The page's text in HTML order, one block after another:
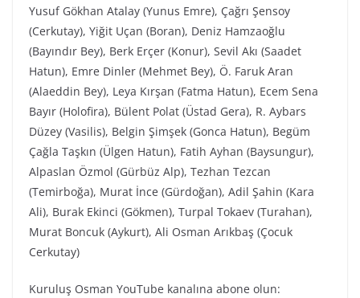
Yusuf Gökhan Atalay (Yunus Emre), Çağrı Şensoy
(Cerkutay), Yiğit Uçan (Boran), Deniz Hamzaoğlu
(Bayındır Bey), Berk Erçer (Konur), Sevil Akı (Saadet
Hatun), Emre Dinler (Mehmet Bey), Ö. Faruk Aran
(Alaeddin Bey), Leya Kırşan (Fatma Hatun), Ecem Sena
Bayır (Holofira), Bülent Polat (Üstad Gera), R. Aybars
Düzey (Vasilis), Belgin Şimşek (Gonca Hatun), Begüm
Çağla Taşkın (Ülgen Hatun), Fatih Ayhan (Baysungur),
Alpaslan Özmol (Gürbüz Alp), Tezhan Tezcan
(Temirboğa), Murat İnce (Gürdoğan), Adil Şahin (Kara
Ali), Burak Ekinci (Gökmen), Turpal Tokaev (Turahan),
Murat Boncuk (Aykurt), Ali Osman Arıkbaş (Çocuk
Cerkutay)
Kuruluş Osman YouTube kanalına abone olun: